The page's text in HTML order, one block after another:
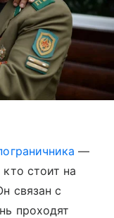
—
стоит на
связан с
проходят